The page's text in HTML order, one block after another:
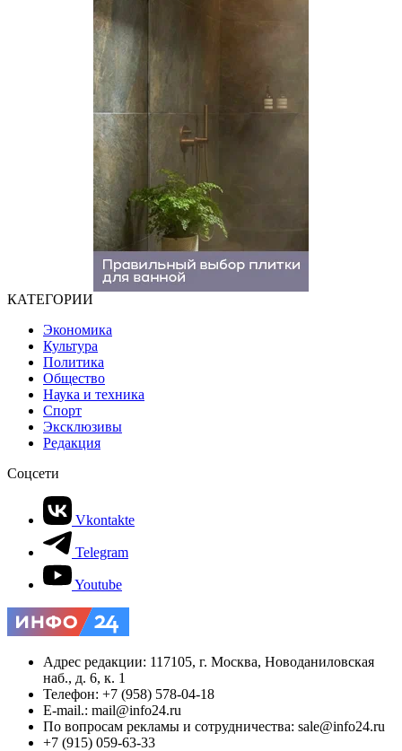
КАТЕГОРИИ
Экономика
Культура
Политика
Общество
Наука и техника
Спорт
Эксклюзивы
Редакция
Соцсети
Vkontakte
Telegram
Youtube
Адрес редакции: 117105, г. Москва, Новоданиловская
наб., д. 6, к. 1
Телефон: +7 (958) 578-04-18
E-mail.: mail@info24.ru
По вопросам рекламы и сотрудничества: sale@info24.ru
+7 (915) 059-63-33